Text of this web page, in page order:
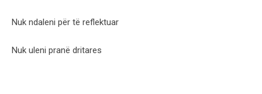
Nuk ndaleni për të reflektuar
Nuk uleni pranë dritares